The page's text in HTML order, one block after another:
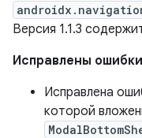
Версия 1.1.3
Исправлены ошибки
Исправлена
которой